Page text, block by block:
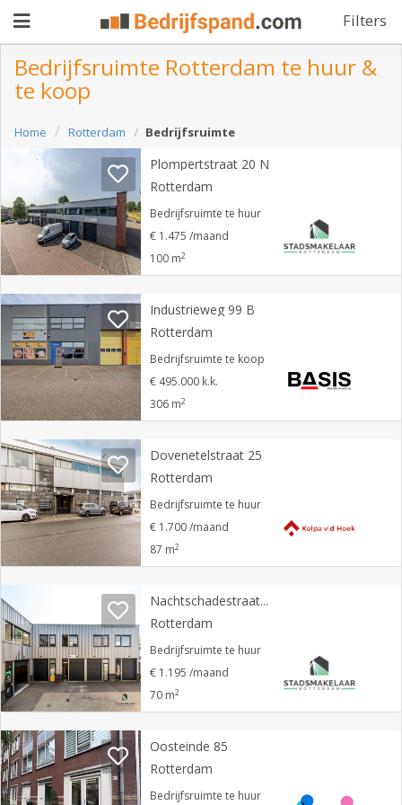
Filters
aanbieden
Pand
zoeken
Waarom
adverteren
Premium
adverteren
Registreren
Login
Bedrijfsruimte Rotterdam te huur &
te koop
Home Rotterdam Bedrijfsruimte
Plompertstraat 20 N
Rotterdam
Bedrijfsruimte te huur
€ 1.475 /maand
100 m2
Industrieweg 99 B
Rotterdam
Bedrijfsruimte te koop
€ 495.000 k.k.
306 m2
Dovenetelstraat 25
Rotterdam
Bedrijfsruimte te huur
€ 1.700 /maand
87 m2
Nachtschadestraat 17 D
Rotterdam
Bedrijfsruimte te huur
€ 1.195 /maand
70 m2
Oosteinde 85
Rotterdam
Bedrijfsruimte te huur